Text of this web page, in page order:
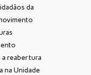
da
reabertura
na Unidade